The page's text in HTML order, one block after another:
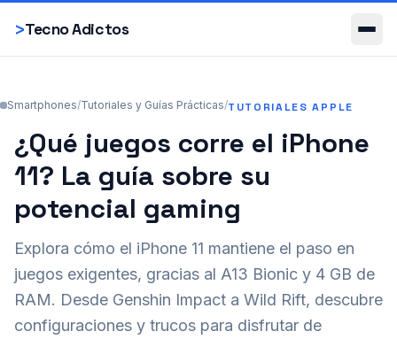
>Tecno Adictos
Smartphones
Smartphones/Tutoriales y Guías Prácticas/TUTORIALES APPLE
¿Qué juegos corre el iPhone
11? La guía sobre su
potencial gaming
Explora cómo el iPhone 11 mantiene el paso en
juegos exigentes, gracias al A13 Bionic y 4 GB de
RAM. Desde Genshin Impact a Wild Rift, descubre
configuraciones y trucos para disfrutar de